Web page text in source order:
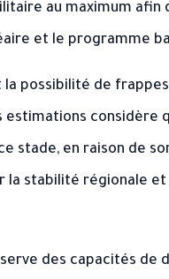
au maximum afin
et le programme
possibilité de
considère
stade, en raison de
la stabilité régionale
des capacités de